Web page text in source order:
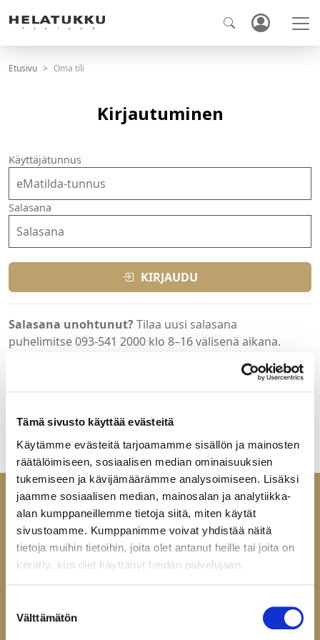
Tämä sivusto käyttää evästeitä
Käytämme evästeitä tarjoamamme sisällön ja mainosten
räätälöimiseen, sosiaalisen median ominaisuuksien
tukemiseen ja kävijämäärämme analysoimiseen. Lisäksi
jaamme sosiaalisen median, mainosalan ja analytiikka-
alan kumppaneillemme tietoja siitä, miten käytät
sivustoamme. Kumppanimme voivat yhdistää näitä
tietoja muihin tietoihin, joita olet antanut heille tai joita on
kerätty, kun olet käyttänyt heidän palvelujaan.
valinta
Välttämätön
Etusivu Oma tili
Kirjautuminen
Käyttäjätunnus
Salasana
KIRJAUDU
Salasana unohtunut?Tilaa uusi salasana
puhelimitse 093-541 2000 klo 8–16 välisenä aikana.
Tervetuloa Helatukun yritysasiakkaille suunnattuun
verkkokauppaan. Jos sinulla ei ole vielä tunnuksia, ota
Ota yhteyttä
60100 Seinäjoki